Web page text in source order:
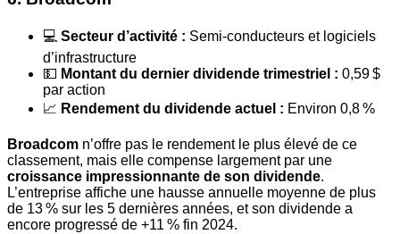
💻 Secteur d’activité : Semi-conducteurs et logiciels
d’infrastructure
💵 Montant du dernier dividende trimestriel : 0,59 $
par action
📈 Rendement du dividende actuel : Environ 0,8 %
Broadcom n’offre pas le rendement le plus élevé de ce
classement, mais elle compense largement par une
croissance impressionnante de son dividende.
L’entreprise affiche une hausse annuelle moyenne de plus
de 13 % sur les 5 dernières années, et son dividende a
encore progressé de +11 % fin 2024.